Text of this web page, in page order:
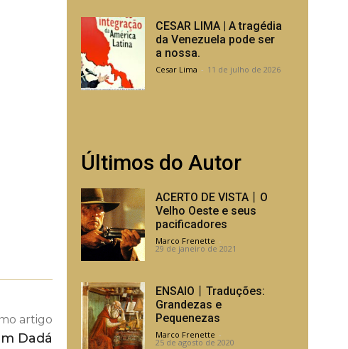
artigo
Dadá
CESAR LIMA | A tragédia
da Venezuela pode ser
a nossa.
Cesar Lima - 11 de julho de 2026
Últimos do Autor
ACERTO DE VISTA丨O
Velho Oeste e seus
pacificadores
Marco Frenette -
29 de janeiro de 2021
ENSAIO丨Traduções:
Grandezas e
Pequenezas
Marco Frenette -
25 de agosto de 2020